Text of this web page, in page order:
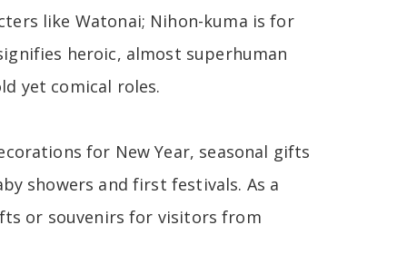
like Watonai; Nihon-kuma is for
heroic, almost superhuman
yet comical roles.
for New Year, seasonal gifts
showers and first festivals. As a
or souvenirs for visitors from